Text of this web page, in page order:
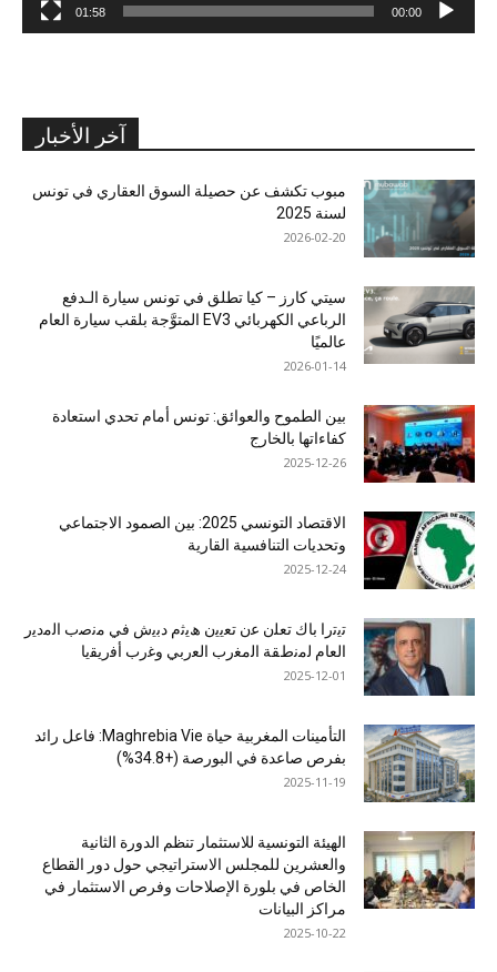
00:00
01:58
آخر الأخبار
مبوب تكشف عن حصيلة السوق العقاري في تونس
لسنة 2025
2026-02-20
سيتي كارز – كيا تطلق في تونس سيارة الـدفع
الرباعي الكهربائي EV3 المتوَّجة بلقب سيارة العام
عالميًا
2026-01-14
بين الطموح والعوائق: تونس أمام تحدي استعادة
كفاءاتها بالخارج
2025-12-26
الاقتصاد التونسي 2025: بين الصمود الاجتماعي
وتحديات التنافسية القارية
2025-12-24
ﺗﯾﺗرا ﺑﺎك ﺗﻌﻠن ﻋن ﺗﻌﯾﯾن ھﯾﺛم دﺑﯾش ﻓﻲ ﻣﻧﺻب اﻟﻣدﯾر
اﻟﻌﺎم ﻟﻣﻧطﻘﺔ اﻟﻣﻐرب اﻟﻌرﺑﻲ وﻏرب أﻓرﯾﻘﯾﺎ
2025-12-01
التأمينات المغربية حياة Maghrebia Vie: فاعل رائد
بفرص صاعدة في البورصة (+34.8%)
2025-11-19
الهيئة التونسية للاستثمار تنظم الدورة الثانية
والعشرين للمجلس الاستراتيجي حول دور القطاع
الخاص في بلورة الإصلاحات وفرص الاستثمار في
مراكز البيانات
2025-10-22